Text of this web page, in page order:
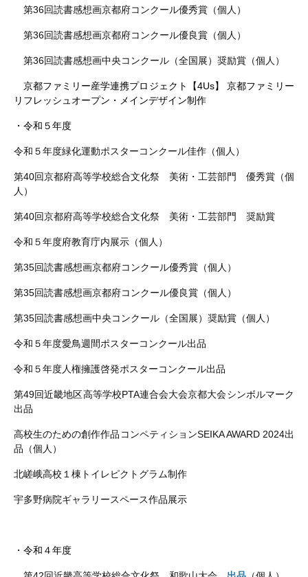
第36回読書感想画京都府コンクール優秀賞（個人）
第36回読書感想画京都府コンクール優良賞（個人）
第36回読書感想画中央コンクール（全国展）奨励賞（個人）
京都ファミリー産学連携プロジェクト【4Us】 京都ファミリー
リフレッシュオープン・メインデザイン制作
・令和５年度
令和５年度緑化運動ポスターコンクール佳作（個人）
第40回京都府高等学校総合文化祭 美術・工芸部門 優秀賞（個
人）
第40回京都府高等学校総合文化祭 美術・工芸部門 奨励賞
令和５年度府教育庁内展示（個人）
第35回読書感想画京都府コンクール優秀賞（個人）
第35回読書感想画京都府コンクール優良賞（個人）
第35回読書感想画中央コンクール（全国展）奨励賞（個人）
令和５年度愛鳥週間ポスターコンクール出品
令和５年度人権擁護啓発ポスターコンクール出品
第49回近畿地区高等学校PTA連合会大会京都大会シンボルマーク
出品
高校生のための創作作品コンペティションSEIKA AWARD 2024出
品（個人）
北嵯峨高校１棟トイレピクトグラム制作
宇多野病院ギャラリースペース作品展示
・令和４年度